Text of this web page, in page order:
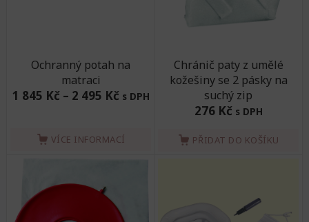
Ochranný potah na
matraci
1 845 Kč– 2 495 Kč s DPH
VÍCE INFORMACÍ
Chránič paty z umělé
kožešiny se 2 pásky na
suchý zip
276 Kč s DPH
PŘIDAT DO KOŠÍKU